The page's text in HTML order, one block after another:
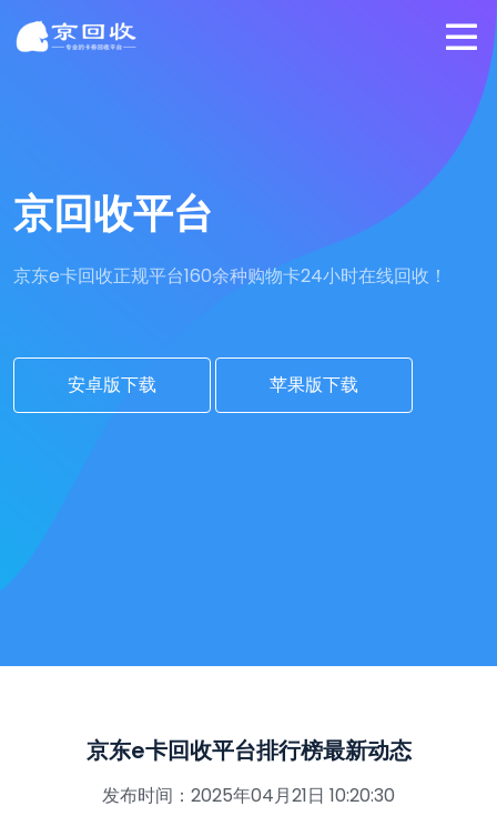
京回收平台
京东e卡回收正规平台160余种购物卡24小时在线回收！
安卓版下载 苹果版下载
京东e卡回收平台排行榜最新动态
发布时间：2025年04月21日 10:20:30